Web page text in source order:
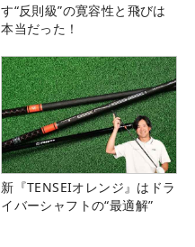
す“反則級”の寛容性と飛びは
本当だった！
新『TENSEIオレンジ』はドラ
イバーシャフトの“最適解”